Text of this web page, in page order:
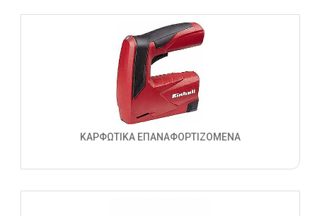
ΚΑΡΦΩΤΙΚΑ ΕΠΑΝΑΦΟΡΤΙΖΟΜΕΝΑ